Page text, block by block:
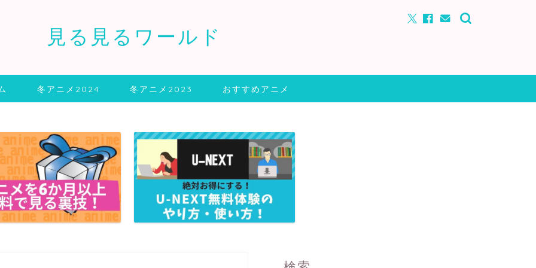
見る見るワールド
冬アニメ2024 冬アニメ2023 おすすめアニメ